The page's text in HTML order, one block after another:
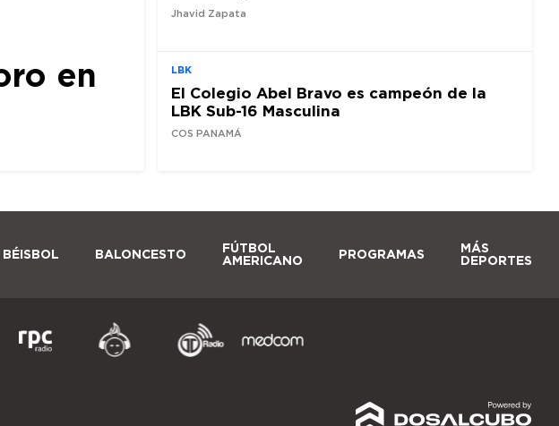
en
Jhavid Zapata
LBK
El Colegio Abel Bravo es campeón de la
LBK Sub-16 Masculina
COS PANAMÁ
BÉISBOL BALONCESTO
FÚTBOL
AMERICANO
PROGRAMAS
MÁS
DEPORTES